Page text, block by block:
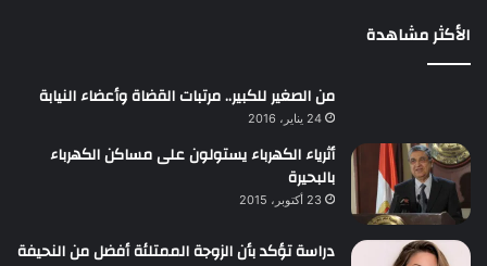
الأكثر مشاهدة
من الصغير للكبير.. مرتبات القضاة وأعضاء النيابة
24 يناير، 2016
أثرياء الكهرباء يستولون على مساكن الكهرباء
بالبحيرة
23 أكتوبر، 2015
دراسة تؤكد بأن الزوجة الممتلئة أفضل من النحيفة